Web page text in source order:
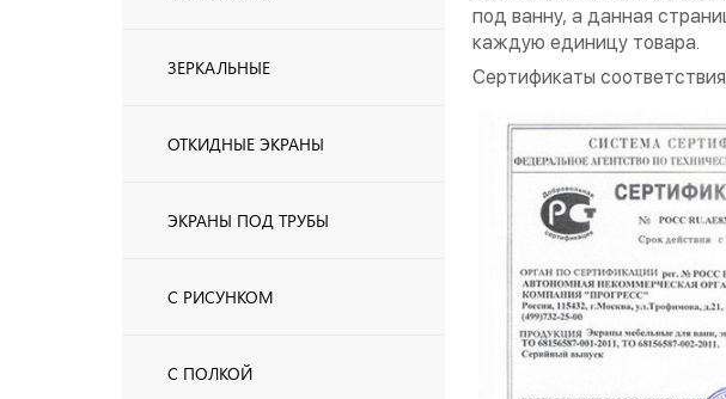
ЗЕРКАЛЬНЫЕ
ОТКИДНЫЕ ЭКРАНЫ
ЭКРАНЫ ПОД ТРУБЫ
С РИСУНКОМ
С ПОЛКОЙ
под ванну, а данная
каждую единицу товара.
Сертификаты